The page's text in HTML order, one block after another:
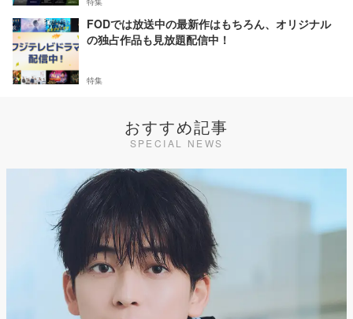
FODでは放送中の最新作はもちろん、オリジナル
の独占作品も見放題配信中！
特集
おすすめ記事
SPECIAL NEWS